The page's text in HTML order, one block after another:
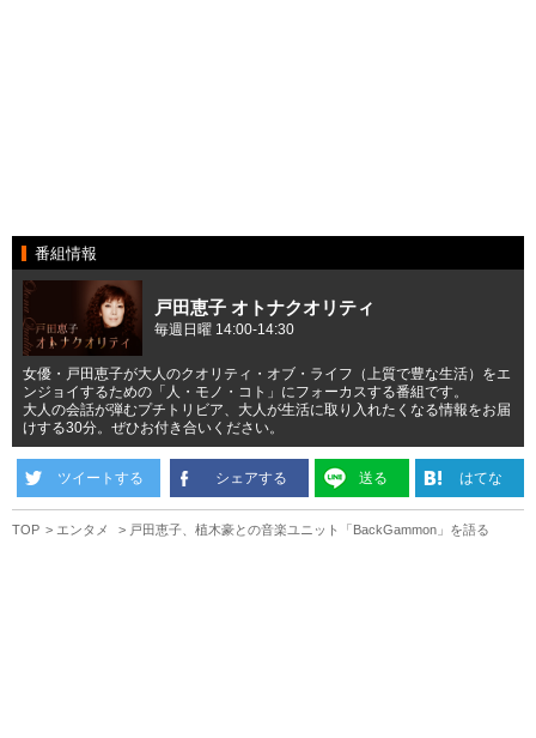
番組情報
戸田恵子 オトナクオリティ
毎週日曜 14:00-14:30
女優・戸田恵子が大人のクオリティ・オブ・ライフ（上質で豊な生活）をエ
ンジョイするための「人・モノ・コト」にフォーカスする番組です。
大人の会話が弾むプチトリビア、大人が生活に取り入れたくなる情報をお届
けする30分。ぜひお付き合いください。
ツイートする シェアする 送る はてな
TOP エンタメ 戸田恵子、植木豪との音楽ユニット「BackGammon」を語る